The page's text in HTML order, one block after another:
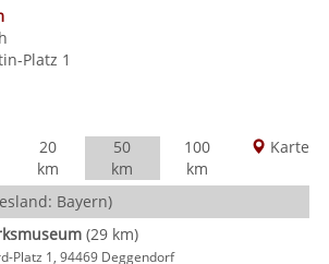
Platz 1
20
km
50
km
100
km
Karte
Bayern)
(29 km)
Platz 1, 94469 Deggendorf